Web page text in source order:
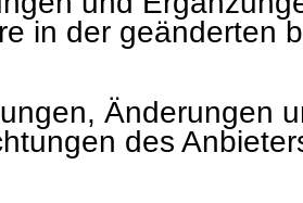
in der geänderten
Änderungen
des